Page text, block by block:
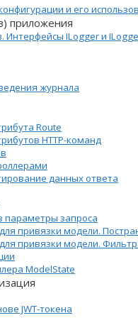
и его
приложения
ILogger и
журнала
Route
HTTP-команд
данных ответа
параметры запроса
привязки модели.
привязки модели.
ModelState
JWT-токена